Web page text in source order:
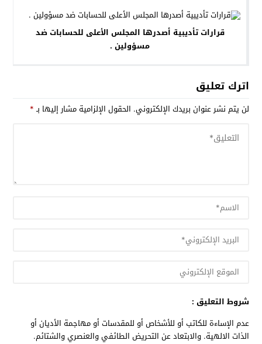
قرارات تأديبية أصدرها المجلس الأعلى للحسابات ضد
مسؤولين .
اترك تعليق
لن يتم نشر عنوان بريدك الإلكتروني. الحقول الإلزامية مشار إليها بـ*
شروط التعليق :
عدم الإساءة للكاتب أو للأشخاص أو للمقدسات أو مهاجمة الأديان أو
الذات الالهية. والابتعاد عن التحريض الطائفي والعنصري والشتائم.